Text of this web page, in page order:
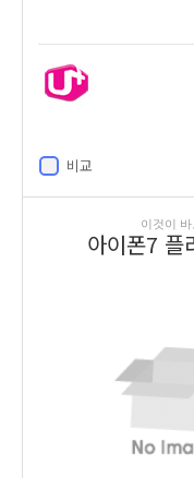
비교
이것이 바
아이폰7 플